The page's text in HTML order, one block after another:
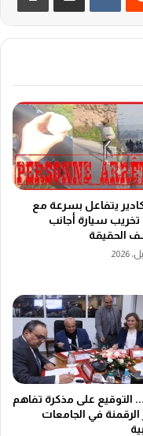
يتفاعل بسرعة مع
تخريب سيارة أجانب
الحقيقة
التوقيع على مذكرة تفاهم
الرقمنة في الجامعات